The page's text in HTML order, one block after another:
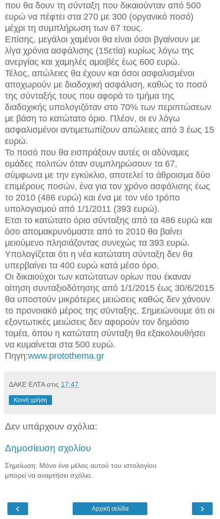
που θα δουν τη σύνταξη που δικαιούνταν από 500
ευρώ να πέφτει στα 270 με 300 (οργανικό ποσό)
μέχρι τη συμπλήρωση των 67 τους.
Επίσης, μεγάλοι χαμένοι θα είναι όσοι βγαίνουν με
λίγα χρόνια ασφάλισης (15ετία) κυρίως λόγω της
ανεργίας και χαμηλές αμοιβές έως 600 ευρώ.
Τέλος, απώλειες θα έχουν και όσοι ασφαλισμένοι
αποχωρούν με διαδοχική ασφάλιση, καθώς το ποσό
της σύνταξής τους που αφορά το τμήμα της
διαδοχικής υπολογιζόταν στο 70% των περιπτώσεων
με βάση το κατώτατο όριο. Πλέον, οι εν λόγω
ασφαλισμένοι αντιμετωπίζουν απώλειες από 3 έως 15
ευρώ.
Το ποσό που θα εισπράξουν αυτές οι αδύναμες
ομάδες πολιτών όταν συμπληρώσουν τα 67,
σύμφωνα με την εγκύκλιο, αποτελεί το άθροισμα δύο
επιμέρους ποσών, ένα για τον χρόνο ασφάλισης έως
το 2010 (486 ευρώ) και ένα με τον νέο τρόπο
υπολογισμού από 1/1/2011 (393 ευρώ).
Ετσι το κατώτατο όριο σύνταξης από τα 486 ευρώ και
όσο απομακρυνόμαστε από το 2010 θα βαίνει
μειούμενο πλησιάζοντας συνεχώς τα 393 ευρώ.
Υπολογίζεται ότι η νέα κατώτατη σύνταξη δεν θα
υπερβαίνει τα 400 ευρώ κατά μέσο όρο.
Οι δικαιούχοι των κατώτατων ορίων που έκαναν
αίτηση συνταξιοδότησης από 1/1/2015 έως 30/6/2015
θα υποστούν μικρότερες μειώσεις καθώς δεν χάνουν
το προνοιακό μέρος της σύνταξης. Σημειώνουμε ότι οι
εξοντωτικές μειώσεις δεν αφορούν τον δημόσιο
τομέα, όπου η κατώτατη σύνταξη θα εξακολουθήσει
να κυμαίνεται στα 500 ευρώ.
Πηγη:www.protothema.gr
ΔΑΚΕ ΕΛΤΑ στις 17:47
Κοινή χρήση
Δεν υπάρχουν σχόλια:
Δημοσίευση σχολίου
Σημείωση: Μόνο ένα μέλος αυτού του ιστολογίου
μπορεί να αναρτήσει σχόλιο.
‹ ›
Αρχική σελίδα